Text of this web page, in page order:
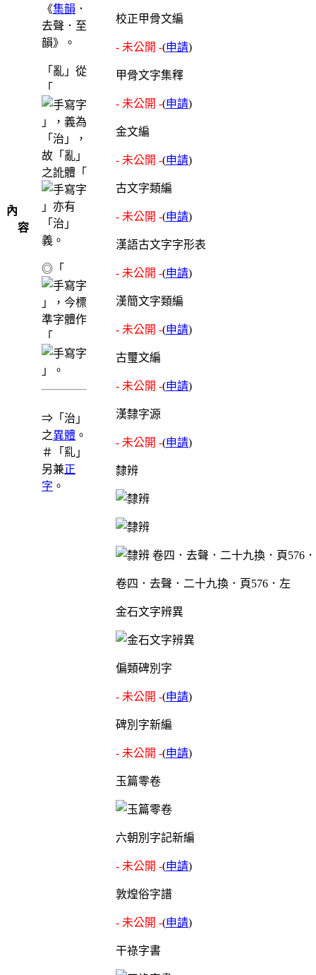
內
容
《集韻 ．
去聲．至
韻》。
「亂」從
「
」，義為
「治」，
故「亂」
之訛體「
」亦有
「治」
義。
◎「
」，今標
準字體作
「
」。
⇒「治」
之異體 。
＃「乿」
另兼正
字 。
校正甲骨文編
- 未公開 -(申請)
甲骨文字集釋
- 未公開 -(申請)
金文編
- 未公開 -(申請)
古文字類編
- 未公開 -(申請)
漢語古文字字形表
- 未公開 -(申請)
漢簡文字類編
- 未公開 -(申請)
古璽文編
- 未公開 -(申請)
漢隸字源
- 未公開 -(申請)
隸辨
卷四．去聲．二十九換．頁576．左
金石文字辨異
偏類碑別字
- 未公開 -(申請)
碑別字新編
- 未公開 -(申請)
玉篇零卷
六朝別字記新編
- 未公開 -(申請)
敦煌俗字譜
- 未公開 -(申請)
干祿字書